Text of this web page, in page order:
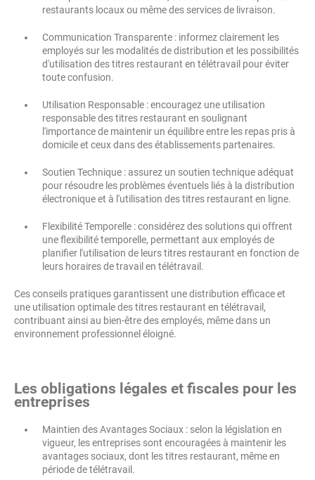
restaurants locaux ou même des services de livraison.
Communication Transparente : informez clairement les
employés sur les modalités de distribution et les possibilités
d'utilisation des titres restaurant en télétravail pour éviter
toute confusion.
Utilisation Responsable : encouragez une utilisation
responsable des titres restaurant en soulignant
l'importance de maintenir un équilibre entre les repas pris à
domicile et ceux dans des établissements partenaires.
Soutien Technique : assurez un soutien technique adéquat
pour résoudre les problèmes éventuels liés à la distribution
électronique et à l'utilisation des titres restaurant en ligne.
Flexibilité Temporelle : considérez des solutions qui offrent
une flexibilité temporelle, permettant aux employés de
planifier l'utilisation de leurs titres restaurant en fonction de
leurs horaires de travail en télétravail.
Ces conseils pratiques garantissent une distribution efficace et
une utilisation optimale des titres restaurant en télétravail,
contribuant ainsi au bien-être des employés, même dans un
environnement professionnel éloigné.
Les obligations légales et fiscales pour les
entreprises
Maintien des Avantages Sociaux : selon la législation en
vigueur, les entreprises sont encouragées à maintenir les
avantages sociaux, dont les titres restaurant, même en
période de télétravail.